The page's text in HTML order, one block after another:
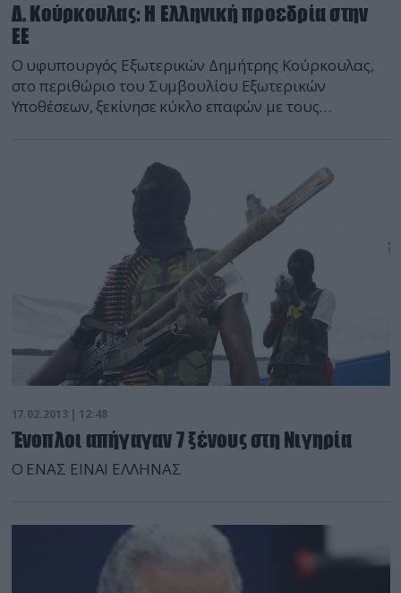
Δ. Κούρκουλας: Η Ελληνική προεδρία στην
ΕΕ
Ο υφυπουργός Εξωτερικών Δημήτρης Κούρκουλας,
στο περιθώριο του Συμβουλίου Εξωτερικών
Υποθέσεων, ξεκίνησε κύκλο επαφών με τους
πρώτο εξάμηνο του 2014. Ο υφυπουργός συνάντησε
τον Πρόεδρο του Ευρωπαϊκού Λαϊκού Κόμματος
Τζόζεφ Ντάουλ, τον Πρόεδρο των Ευρωπαίων
Σοσιαλιστών Χάνες Σβόμποντα, τον Πρόεδρο της
17.02.2013 | 12:48
Ένοπλοι απήγαγαν 7 ξένους στη Νιγηρία
Ο ΕΝΑΣ ΕΙΝΑΙ ΕΛΛΗΝΑΣ